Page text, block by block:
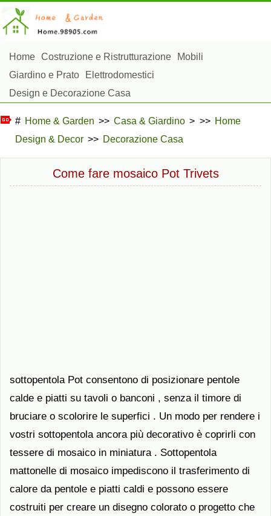
Home Costruzione e Ristrutturazione
Mobili
Giardino e Prato
Elettrodomestici
Design e Decorazione Casa
Paesaggistica e Costruzioni Esterne
# Home & Garden >> Casa & Giardino > >> Home
Design & Decor >> Decorazione Casa
Come fare mosaico Pot Trivets
sottopentola Pot consentono di posizionare pentole
calde e piatti su tavoli o banconi , senza il timore di
bruciare o scolorire le superfici . Un modo per rendere i
vostri sottopentola ancora più decorativo è coprirli con
tessere di mosaico in miniatura . Sottopentola
mattonelle di mosaico impediscono il trasferimento di
calore da pentole e piatti caldi e possono essere
costruiti per creare un disegno colorato o progetto che